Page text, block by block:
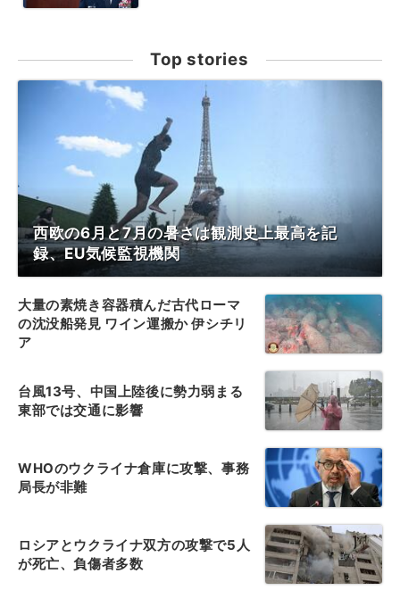
Top stories
西欧の6月と7月の暑さは観測史上最高を記
録、EU気候監視機関
大量の素焼き容器積んだ古代ローマ
の沈没船発見 ワイン運搬か 伊シチリ
ア
台風13号、中国上陸後に勢力弱まる
東部では交通に影響
WHOのウクライナ倉庫に攻撃、事務
局長が非難
ロシアとウクライナ双方の攻撃で5人
が死亡、負傷者多数